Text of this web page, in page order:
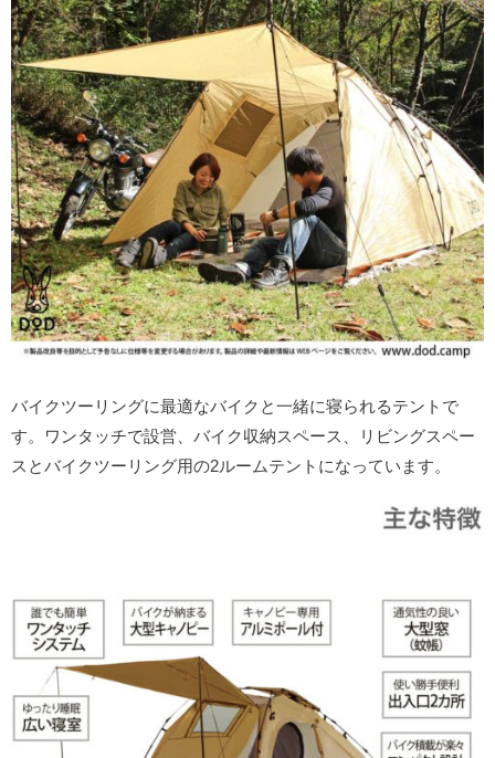
バイクツーリングに最適なバイクと一緒に寝られるテントで
す。ワンタッチで設営、バイク収納スペース、リビングスペー
スとバイクツーリング用の2ルームテントになっています。